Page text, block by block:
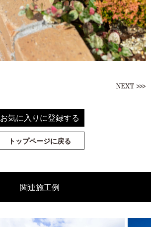
NEXT >>>
お気に入りに登録する
トップページに戻る
関連施工例